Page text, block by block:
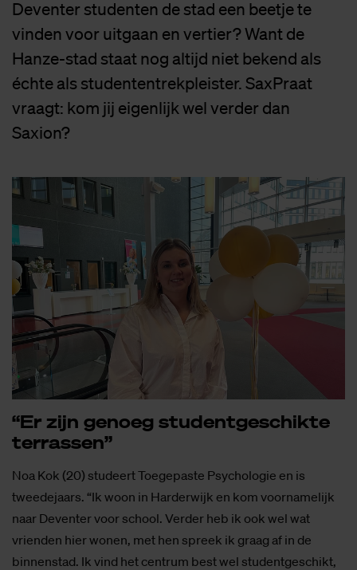
Deventer studenten de stad een beetje te
vinden voor uitgaan en vertier? Want de
Hanze-stad staat nog altijd niet bekend als
échte als studententrekpleister. SaxPraat
vraagt: kom jij eigenlijk wel verder dan
Saxion?
“Er zijn ge­noeg stu­dent­ge­schik­te
ter­ras­sen”
Noa Kok (20) studeert Toegepaste Psychologie en is
tweedejaars. “Ik woon in Harderwijk en kom voornamelijk
naar Deventer voor school. Verder heb ik ook wel wat
vrienden hier wonen, met hen spreek ik graag af in de
binnenstad. Ik vind het centrum best wel studentgeschikt,